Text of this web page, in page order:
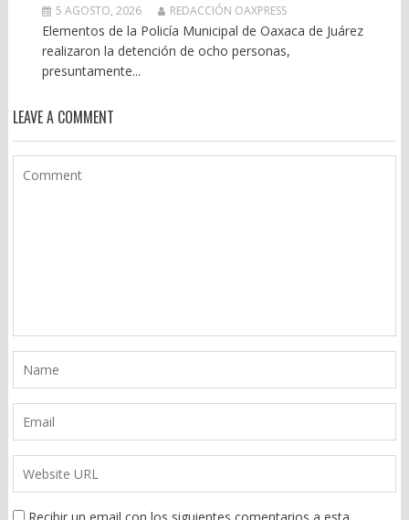
5 AGOSTO, 2026 REDACCIÓN OAXPRESS
Elementos de la Policía Municipal de Oaxaca de Juárez
realizaron la detención de ocho personas,
presuntamente...
LEAVE A COMMENT